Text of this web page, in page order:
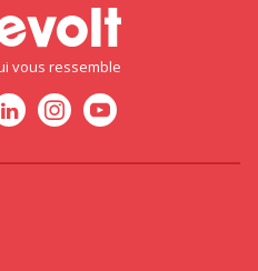
vous ressemble